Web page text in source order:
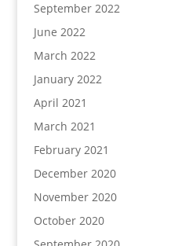
September 2022
June 2022
March 2022
January 2022
April 2021
March 2021
February 2021
December 2020
November 2020
October 2020